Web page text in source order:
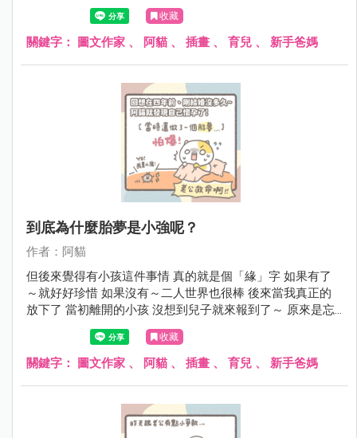
收藏
關鍵字： 圖文作家 、 阿貓 、 插畫 、 育兒 、 新手爸媽
到底為什麼胎夢是小強呢？
作者：阿貓
但後來覺得有小孩這件事情 真的就是個「緣」字 如果有了
～就好好珍惜 如果沒有～二人世界也很棒 後來當我真正的
放下了 當初離開的小孩 沒想到兒子就來報到了～ 原來是忘
了帶小弟弟啊!!! 真是糊塗
收藏
關鍵字： 圖文作家 、 阿貓 、 插畫 、 育兒 、 新手爸媽